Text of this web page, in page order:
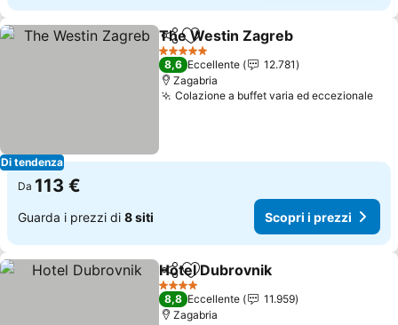
Di tendenza
CondividiAggiungi ai preferiti
The Westin Zagreb
5 Stelle
8,6 Eccellente
12.781
Zagabria
Colazione a buffet varia ed eccezionale
Da 113 €
Guarda i prezzi di 8 siti Scopri i prezzi
CondividiAggiungi ai preferiti
Hotel Dubrovnik
4 Stelle
8,8 Eccellente
11.959
Zagabria